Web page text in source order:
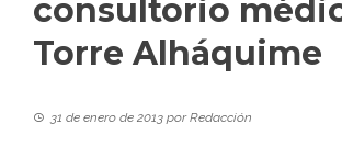
consultorio
Torre Alháquime
31 de enero de 2013 porRedacción